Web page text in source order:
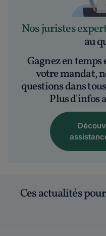
Nos juristes
au
Gagnez en
votre mandat,
questions dans
Plus d'infos
Ces actualités